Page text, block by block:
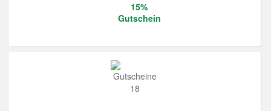
15%
Gutschein